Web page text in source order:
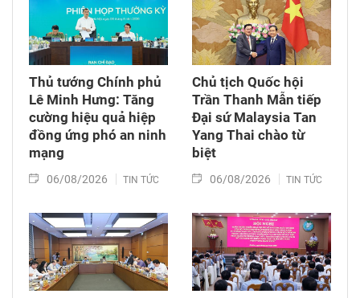
Thủ tướng Chính phủ
Lê Minh Hưng: Tăng
cường hiệu quả hiệp
đồng ứng phó an ninh
mạng
06/08/2026 TIN TỨC
Chủ tịch Quốc hội
Trần Thanh Mẫn tiếp
Đại sứ Malaysia Tan
Yang Thai chào từ
biệt
06/08/2026 TIN TỨC